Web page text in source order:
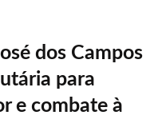
dos Campos
para
e combate à